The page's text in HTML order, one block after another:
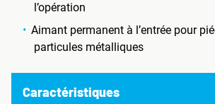
l’opération
Aimant permanent à l’entrée pour
particules métalliques
Caractéristiques